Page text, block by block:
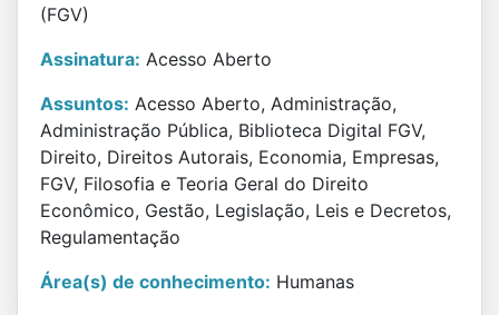
(FGV)
Assinatura: Acesso Aberto
Assuntos: Acesso Aberto, Administração,
Administração Pública, Biblioteca Digital FGV,
Direito, Direitos Autorais, Economia, Empresas,
FGV, Filosofia e Teoria Geral do Direito
Econômico, Gestão, Legislação, Leis e Decretos,
Regulamentação
Área(s) de conhecimento: Humanas